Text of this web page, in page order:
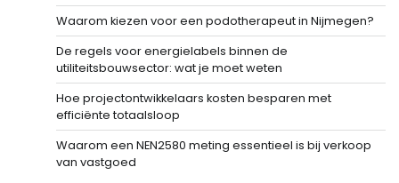
Waarom kiezen voor een podotherapeut in Nijmegen?
De regels voor energielabels binnen de
utiliteitsbouwsector: wat je moet weten
Hoe projectontwikkelaars kosten besparen met
efficiënte totaalsloop
Waarom een NEN2580 meting essentieel is bij verkoop
van vastgoed